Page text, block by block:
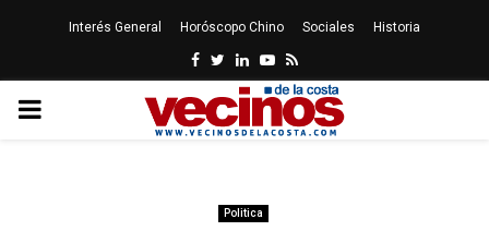
Interés General Horóscopo Chino Sociales Historia
Facebook
Twitter
LinkedinYoutube
Rss
PRIMARY
Politica